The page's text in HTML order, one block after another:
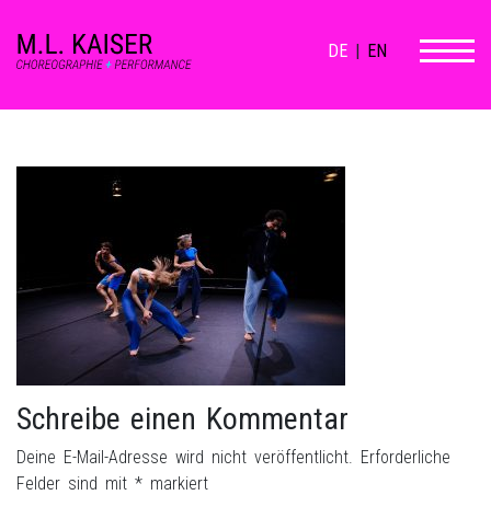
DE | EN
Schreibe einen Kommentar
Deine E-Mail-Adresse wird nicht veröffentlicht. Erforderliche
Felder sind mit * markiert